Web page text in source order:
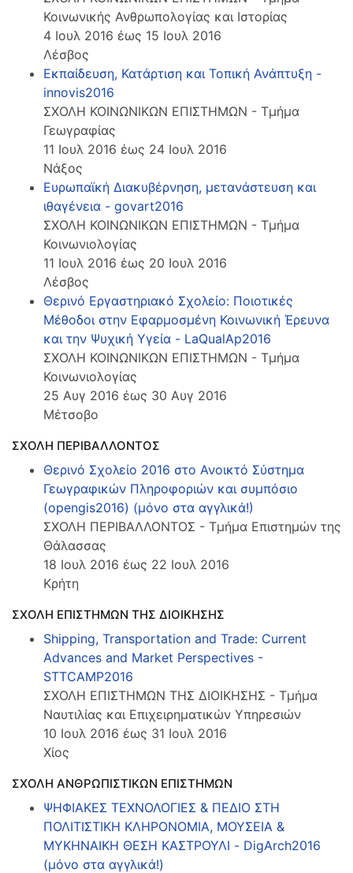
Κοινωνικής Ανθρωπολογίας και Ιστορίας
4 Ιουλ 2016 έως 15 Ιουλ 2016
Λέσβος
Εκπαίδευση, Κατάρτιση και Τοπική Ανάπτυξη -
innovis2016
ΣΧΟΛΗ ΚΟΙΝΩΝΙΚΩΝ ΕΠΙΣΤΗΜΩΝ - Τμήμα
Γεωγραφίας
11 Ιουλ 2016 έως 24 Ιουλ 2016
Νάξος
Ευρωπαϊκή Διακυβέρνηση, μετανάστευση και
ιθαγένεια - govart2016
ΣΧΟΛΗ ΚΟΙΝΩΝΙΚΩΝ ΕΠΙΣΤΗΜΩΝ - Τμήμα
Κοινωνιολογίας
11 Ιουλ 2016 έως 20 Ιουλ 2016
Λέσβος
Θερινό Εργαστηριακό Σχολείο: Ποιοτικές
Μέθοδοι στην Εφαρμοσμένη Κοινωνική Έρευνα
και την Ψυχική Υγεία - LaQualAp2016
ΣΧΟΛΗ ΚΟΙΝΩΝΙΚΩΝ ΕΠΙΣΤΗΜΩΝ - Τμήμα
Κοινωνιολογίας
25 Αυγ 2016 έως 30 Αυγ 2016
Μέτσοβο
ΣΧΟΛΗ ΠΕΡΙΒΑΛΛΟΝΤΟΣ
Θερινό Σχολείο 2016 στο Ανοικτό Σύστημα
Γεωγραφικών Πληροφοριών και συμπόσιο
(opengis2016) (μόνο στα αγγλικά!)
ΣΧΟΛΗ ΠΕΡΙΒΑΛΛΟΝΤΟΣ - Τμήμα Επιστημών της
Θάλασσας
18 Ιουλ 2016 έως 22 Ιουλ 2016
Κρήτη
ΣΧΟΛΗ ΕΠΙΣΤΗΜΩΝ ΤΗΣ ΔΙΟΙΚΗΣΗΣ
Shipping, Transportation and Trade: Current
Advances and Market Perspectives -
STTCAMP2016
ΣΧΟΛΗ ΕΠΙΣΤΗΜΩΝ ΤΗΣ ΔΙΟΙΚΗΣΗΣ - Τμήμα
Ναυτιλίας και Επιχειρηματικών Υπηρεσιών
10 Ιουλ 2016 έως 31 Ιουλ 2016
Χίος
ΣΧΟΛΗ ΑΝΘΡΩΠΙΣΤΙΚΩΝ ΕΠΙΣΤΗΜΩΝ
ΨΗΦΙΑΚΕΣ ΤΕΧΝΟΛΟΓΙΕΣ & ΠΕΔΙΟ ΣΤΗ
ΠΟΛΙΤΙΣΤΙΚΗ ΚΛΗΡΟΝΟΜΙΑ, ΜΟΥΣΕΙΑ &
ΜΥΚΗΝΑΙΚΗ ΘΕΣΗ ΚΑΣΤΡΟΥΛΙ - DigArch2016
(μόνο στα αγγλικά!)